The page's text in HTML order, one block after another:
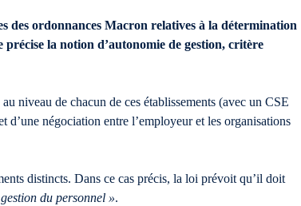
des ordonnances Macron relatives à la détermination
précise la notion d’autonomie de gestion, critère
niveau de chacun de ces établissements (avec un CSE
d’une négociation entre l’employeur et les organisations
distincts. Dans ce cas précis, la loi prévoit qu’il doit
du personnel ».